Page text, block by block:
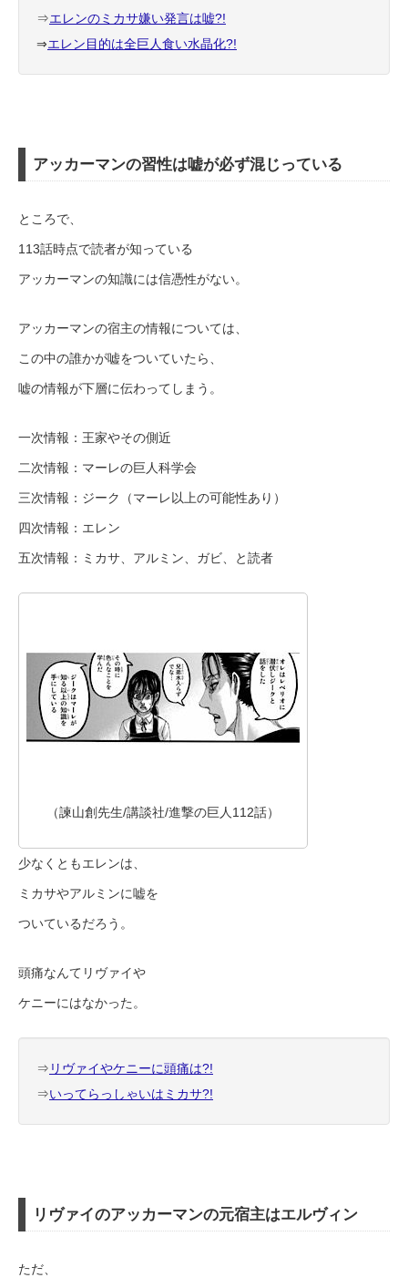
⇒エレンのミカサ嫌い発言は嘘?!
⇒エレン目的は全巨人食い水晶化?!
アッカーマンの習性は嘘が必ず混じっている
ところで、
113話時点で読者が知っている
アッカーマンの知識には信憑性がない。
アッカーマンの宿主の情報については、
この中の誰かが嘘をついていたら、
嘘の情報が下層に伝わってしまう。
一次情報：王家やその側近
二次情報：マーレの巨人科学会
三次情報：ジーク（マーレ以上の可能性あり）
四次情報：エレン
五次情報：ミカサ、アルミン、ガビ、と読者
（諫山創先生/講談社/進撃の巨人112話）
少なくともエレンは、
ミカサやアルミンに嘘を
ついているだろう。
頭痛なんてリヴァイや
ケニーにはなかった。
⇒ リヴァイやケニーに頭痛は?!
⇒いってらっしゃいはミカサ?!
リヴァイのアッカーマンの元宿主はエルヴィン
ただ、